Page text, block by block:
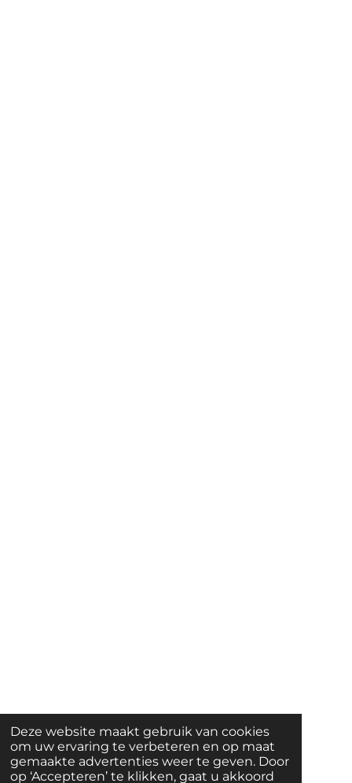
Deze website maakt gebruik van cookies
om uw ervaring te verbeteren en op maat
gemaakte advertenties weer te geven. Door
op ‘Accepteren’ te klikken, gaat u akkoord